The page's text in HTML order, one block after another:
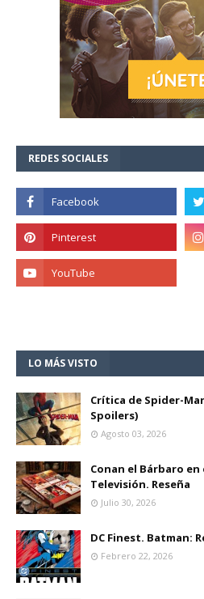
REDES SOCIALES
LO MÁS VISTO
Crítica de Spider-
Spoilers)
Agosto 03, 2026
Conan el Bárbaro en
Televisión. Reseña
Julio 30, 2026
DC Finest. Batman:
Febrero 22, 2026